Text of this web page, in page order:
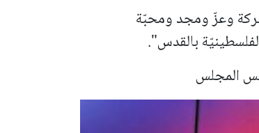
وعزّ ومجد ومحبّة
بالقدس".
المجلس